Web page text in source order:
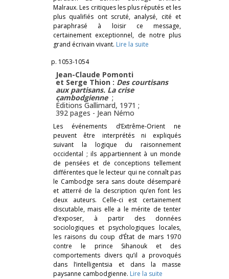
Malraux. Les critiques les plus réputés et les
plus qualifiés ont scruté, analysé, cité et
paraphrasé à loisir ce message,
certainement exceptionnel, de notre plus
grand écrivain vivant. Lire la suite
p. 1053-1054
Jean-Claude Pomonti
et Serge Thion : Des courtisans
aux partisans. La crise
cambodgienne ;
Éditions Gallimard, 1971 ;
392 pages - Jean Némo
Les événements d’Extrême-Orient ne
peuvent être interprétés ni expliqués
suivant la logique du raisonnement
occidental ; ils appartiennent à un monde
de pensées et de conceptions tellement
différentes que le lecteur qui ne connaît pas
le Cambodge sera sans doute désemparé
et atterré de la description qu’en font les
deux auteurs. Celle-ci est certainement
discutable, mais elle a le mérite de tenter
d’exposer, à partir des données
sociologiques et psychologiques locales,
les raisons du coup d’État de mars 1970
contre le prince Sihanouk et des
comportements divers qu’il a provoqués
dans l’intelligentsia et dans la masse
paysanne cambodgienne. Lire la suite